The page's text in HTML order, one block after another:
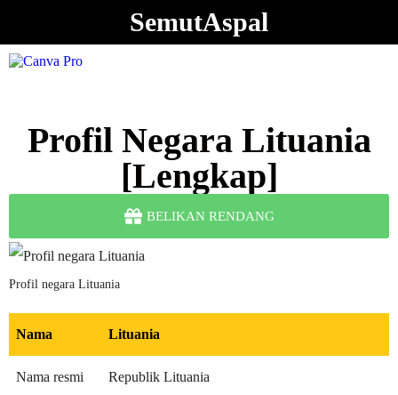
SemutAspal
Profil Negara Lituania
[Lengkap]
BELIKAN RENDANG
Profil negara Lituania
Nama Lituania
Nama resmi Republik Lituania